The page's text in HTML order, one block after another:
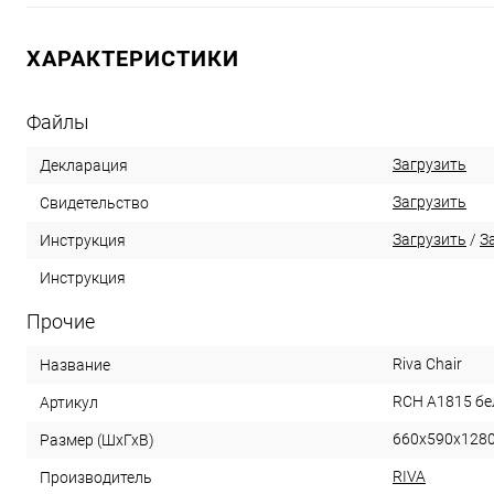
ХАРАКТЕРИСТИКИ
Файлы
Декларация Загрузить
Свидетельство Загрузить
Инструкция Загрузить /
Инструкция
Прочие
Название Riva Chair
Артикул RCH A1815
Размер (ШхГхВ) 660х590х1280
Производитель RIVA